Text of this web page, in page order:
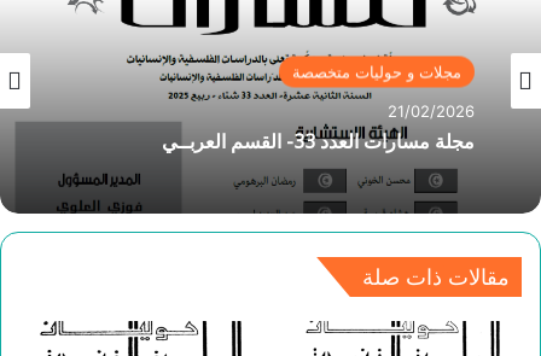
مجلات و حوليات متخصصة
21/02/2026
مجلة مسارات العدد 33- القسم العربــي
مقالات ذات صلة